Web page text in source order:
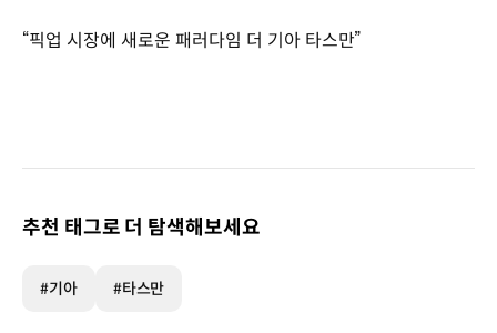
“픽업 시장에 새로운 패러다임 더 기아 타스만”
추천 태그로 더 탐색해보세요
#기아 #타스만